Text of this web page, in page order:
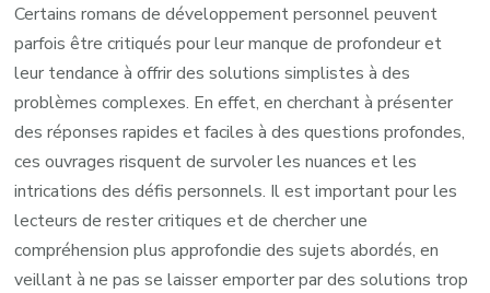
Certains romans de développement personnel peuvent
parfois être critiqués pour leur manque de profondeur et
leur tendance à offrir des solutions simplistes à des
problèmes complexes. En effet, en cherchant à présenter
des réponses rapides et faciles à des questions profondes,
ces ouvrages risquent de survoler les nuances et les
intrications des défis personnels. Il est important pour les
lecteurs de rester critiques et de chercher une
compréhension plus approfondie des sujets abordés, en
veillant à ne pas se laisser emporter par des solutions trop